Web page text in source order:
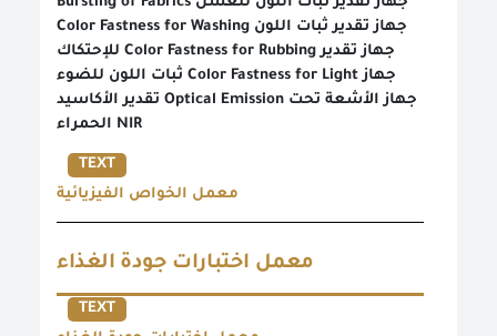
Color Fastness for Washing جهاز تقدير ثبات اللون
للإحتكاك Color Fastness for Rubbing جهاز تقدير
ثبات اللون للضوء Color Fastness for Light جهاز
تقدير الأكاسيد Optical Emission جهاز الأشعة تحت
الحمراء NIR
TEXT
معمل الخواص الفيزيائية
معمل اختبارات جودة الغذاء
TEXT